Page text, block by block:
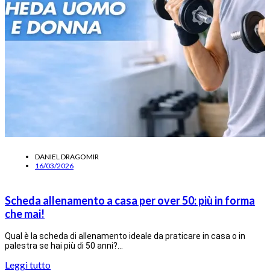
DANIEL DRAGOMIR
16/03/2026
Scheda allenamento a casa per over 50: più in forma
che mai!
Qual è la scheda di allenamento ideale da praticare in casa o in
palestra se hai più di 50 anni?…
Leggi tutto